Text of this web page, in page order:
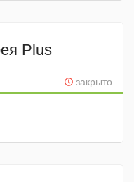
Plus
закрыто